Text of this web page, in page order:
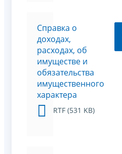
Справка о
доходах,
расходах, об
имуществе и
обязательства
имущественного
характера
RTF (531 KB)